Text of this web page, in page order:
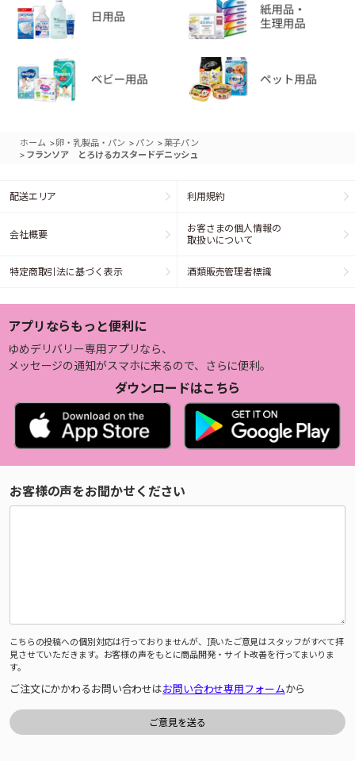
ホーム >卵・乳製品・パン > パン >菓子パン
> フランソア とろけるカスタードデニッシュ
配送エリア 利用規約
会社概要
お客さまの個人情報の
取扱いについて
特定商取引法に基づく表示 酒類販売管理者標識
アプリならもっと便利に
ゆめデリバリー専用アプリなら、
メッセージの通知がスマホに来るので、さらに便利。
ダウンロードはこちら
お客様の声をお聞かせください
こちらの投稿への個別対応は行っておりませんが、頂いたご意見はスタッフがすべて拝
見させていただきます。お客様の声をもとに商品開発・サイト改善を行ってまいりま
す。
ご注文にかかわるお問い合わせはお問い合わせ専用フォームから